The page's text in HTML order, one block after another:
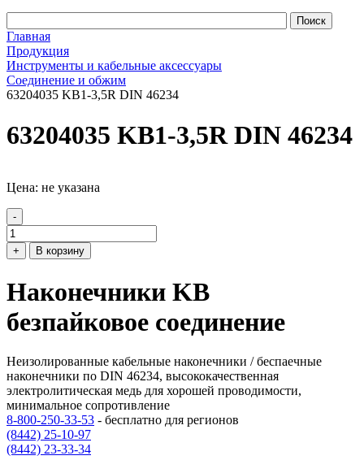
Главная
Продукция
Инструменты и кабельные аксессуары
Соединение и обжим
63204035 KB1-3,5R DIN 46234
63204035 KB1-3,5R DIN 46234
Цена: не указана
-
+ В корзину
Наконечники KB
безпайковое соединение
Неизолированные кабельные наконечники / беспаечные
наконечники по DIN 46234, высококачественная
электролитическая медь для хорошей проводимости,
минимальное сопротивление
8-800-250-33-53 - бесплатно для регионов
(8442) 25-10-97
(8442) 23-33-34